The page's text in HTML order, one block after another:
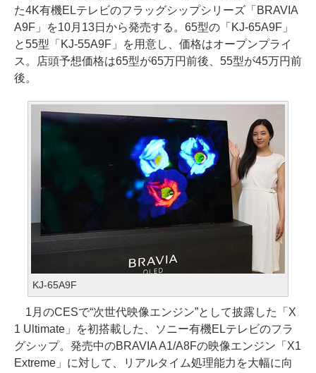
た4K有機ELテレビのフラッグシップシリーズ「BRAVIA
A9F」を10月13日から発売する。65型の「KJ-65A9F」
と55型「KJ-55A9F」を用意し、価格はオープンプライ
ス。店頭予想価格は65型が65万円前後、55型が45万円前
後。
KJ-65A9F
1月のCESで“次世代映像エンジン”として披露した「X
1 Ultimate」を初搭載した、ソニー有機ELテレビのフラ
グシップ。発売中のBRAVIA A1/A8Fの映像エンジン「X1
Extreme」に対して、リアルタイム処理能力を大幅に向